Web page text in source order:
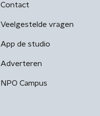
Contact
Veelgestelde vragen
App de studio
Adverteren
NPO Campus